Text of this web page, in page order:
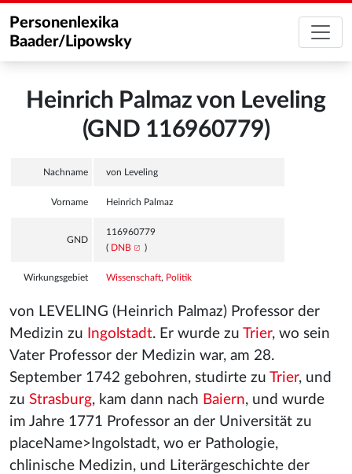
Personenlexika
Baader/Lipowsky
Heinrich Palmaz von Leveling
(GND 116960779)
Nachname von Leveling
Vorname Heinrich Palmaz
GND
116960779
( DNB )
Wirkungsgebiet Wissenschaft, Politik
von LEVELING (Heinrich Palmaz) Professor der
Medizin zu
Ingolstadt. Er wurde zu Trier, wo sein
Vater Professor der Medizin war, am 28.
September 1742 gebohren, studirte zu Trier, und
zu Strasburg, kam dann nach Baiern, und wurde
im Jahre 1771 Professor an der Universität zu
placeName>Ingolstadt, wo er Pathologie,
chlinische Medizin, und Literärgeschichte der